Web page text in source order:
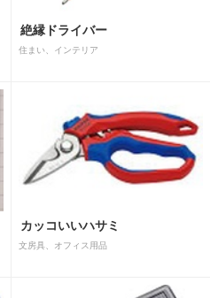
絶縁ドライバー
住まい、インテリア
カッコいいハサミ
文房具、オフィス用品